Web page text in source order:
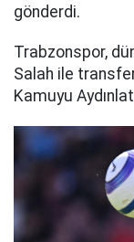
gönderdi.
Trabzonspor,
Salah ile
Kamuyu